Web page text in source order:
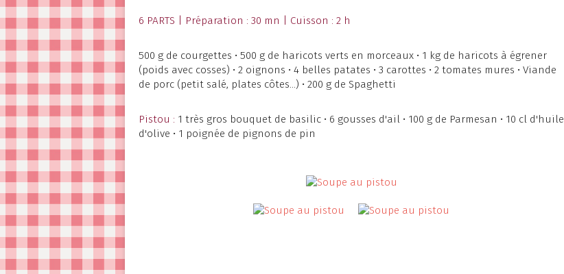
6 PARTS | Préparation : 30 mn | Cuisson : 2 h
500 g de courgettes • 500 g de haricots verts en morceaux • 1 kg de haricots à égrener
(poids avec cosses) • 2 oignons • 4 belles patates • 3 carottes • 2 tomates mures • Viande
de porc (petit salé, plates côtes...) • 200 g de Spaghetti
Pistou : 1 très gros bouquet de basilic • 6 gousses d'ail • 100 g de Parmesan • 10 cl d'huile
d'olive • 1 poignée de pignons de pin